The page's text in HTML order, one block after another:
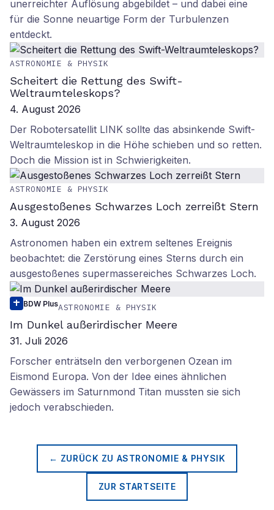
unerreichter Auflösung abgebildet – und dabei eine
für die Sonne neuartige Form der Turbulenzen
entdeckt.
ASTRONOMIE & PHYSIK
Scheitert die Rettung des Swift-
Weltraumteleskops?
4. August 2026
Der Robotersatellit LINK sollte das absinkende Swift-
Weltraumteleskop in die Höhe schieben und so retten.
Doch die Mission ist in Schwierigkeiten.
ASTRONOMIE & PHYSIK
Ausgestoßenes Schwarzes Loch zerreißt Stern
3. August 2026
Astronomen haben ein extrem seltenes Ereignis
beobachtet: die Zerstörung eines Sterns durch ein
ausgestoßenes supermassereiches Schwarzes Loch.
BDW PlusASTRONOMIE & PHYSIK
Im Dunkel außerirdischer Meere
31. Juli 2026
Forscher enträtseln den verborgenen Ozean im
Eismond Europa. Von der Idee eines ähnlichen
Gewässers im Saturnmond Titan mussten sie sich
jedoch verabschieden.
← ZURÜCK ZU ASTRONOMIE & PHYSIK
ZUR STARTSEITE